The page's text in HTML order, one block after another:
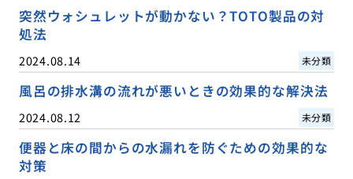
突然ウォシュレットが動かない？TOTO製品の対
処法
2024.08.14 未分類
風呂の排水溝の流れが悪いときの効果的な解決法
2024.08.12 未分類
便器と床の間からの水漏れを防ぐための効果的な
対策